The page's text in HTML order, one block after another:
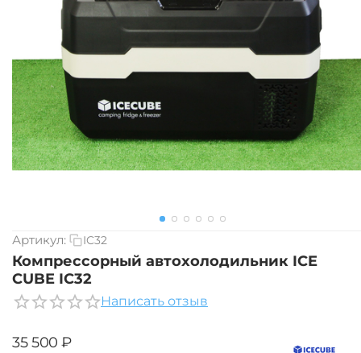
Артикул: IC32
Компрессорный автохолодильник ICE
CUBE IC32
Написать отзыв
‍35 500‍ ₽